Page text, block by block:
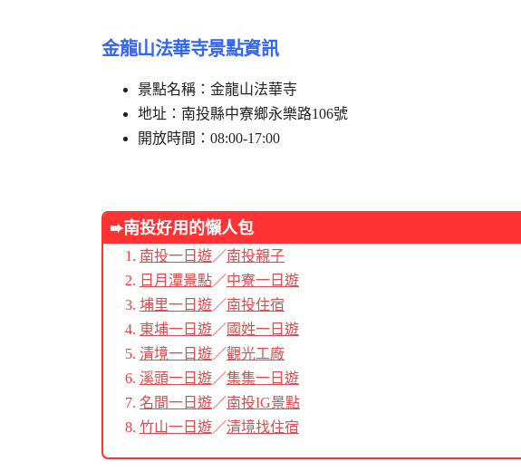
金龍山法華寺景點資訊
景點名稱：金龍山法華寺
地址：南投縣中寮鄉永樂路106號
開放時間：08:00-17:00
➨南投好用的懶人包
南投一日遊／南投親子
日月潭景點／中寮一日遊
埔里一日遊／南投住宿
東埔一日遊／ 國姓一日遊
清境一日遊／觀光工廠
溪頭一日遊／集集一日遊
名間一日遊／南投IG景點
竹山一日遊／清境找住宿